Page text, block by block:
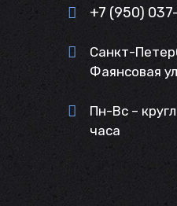
+7 (950)
Санкт-
Фаянсовая
Пн-Вс –
часа